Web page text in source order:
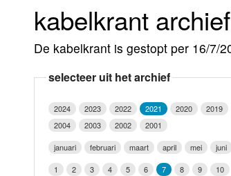
Per dag
Vrijdag
Luister LOK Live
LOK schijf
kabelkrant
De kabelkrant is gestopt per 16/7/
selecteer uit het archief
2024 2023 2022 2021 2020 2019
2004
2003 2002
2001
januari
februari maart april mei juni
1
2 3 4 5 6 7 8 9 10